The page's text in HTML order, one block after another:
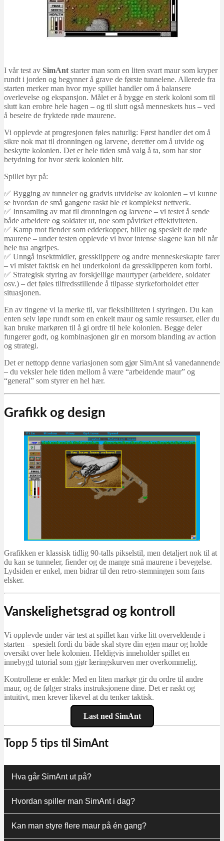
I vår test av SimAnt starter man som en liten svart maur som kryper
rundt i jorden og begynner å grave de første tunnelene. Allerede fra
starten merker man hvor mye spillet handler om å balansere
overlevelse og ekspansjon. Målet er å bygge en sterk koloni som til
slutt kan erobre hele hagen – og til slutt også menneskets hus – ved
å beseire de fryktede røde maurene.
Vi opplevde at progresjonen føles naturlig: Først handler det om å
sikre nok mat til dronningen og larvene, deretter om å utvide og
beskytte kolonien. Det er hele tiden små valg å ta, som har stor
betydning for hvor sterk kolonien blir.
Spillet byr på:
✅ Bygging av tunneler og gradvis utvidelse av kolonien – vi kunne
se hvordan de små gangene raskt ble et komplekst nettverk.
✅ Innsamling av mat til dronningen og larvene – vi testet å sende
både arbeidere og soldater ut, noe som påvirket effektiviteten.
✅ Kamp mot fiender som edderkopper, biller og spesielt de røde
maurene – under testen opplevde vi hvor intense slagene kan bli når
hele tua angripes.
✅ Unngå insektmidler, gressklippere og andre menneskeskapte farer
– vi mistet faktisk en hel underkoloni da gressklipperen kom forbi.
✅ Strategisk styring av forskjellige maurtyper (arbeidere, soldater
osv.) – det føles tilfredsstillende å tilpasse styrkeforholdet etter
situasjonen.
En av tingene vi la merke til, var fleksibiliteten i styringen. Du kan
enten selv løpe rundt som en enkelt maur og samle ressurser, eller du
kan bruke markøren til å gi ordre til hele kolonien. Begge deler
fungerer godt, og kombinasjonen gir en morsom blanding av action
og strategi.
Det er nettopp denne variasjonen som gjør SimAnt så vanedannende
– du veksler hele tiden mellom å være “arbeidende maur” og
“general” som styrer en hel hær.
Grafikk og design
Grafikken er klassisk tidlig 90-talls pikselstil, men detaljert nok til at
du kan se tunneler, fiender og de mange små maurene i bevegelse.
Lydsiden er enkel, men bidrar til den retro-stemningen som fans
elsker.
Vanskelighetsgrad og kontroll
Vi opplevde under vår test at spillet kan virke litt overveldende i
starten – spesielt fordi du både skal styre din egen maur og holde
oversikt over hele kolonien. Heldigvis inneholder spillet en
innebygd tutorial som gjør læringskurven mer overkommelig.
Kontrollene er enkle: Med en liten markør gir du ordre til andre
maur, og de følger straks instruksjonene dine. Det er raskt og
intuitivt, men krever likevel at du tenker taktisk.
Last ned SimAnt
Topp 5 tips til SimAnt
Hva går SimAnt ut på?
Hvordan spiller man SimAnt i dag?
Kan man styre flere maur på én gang?